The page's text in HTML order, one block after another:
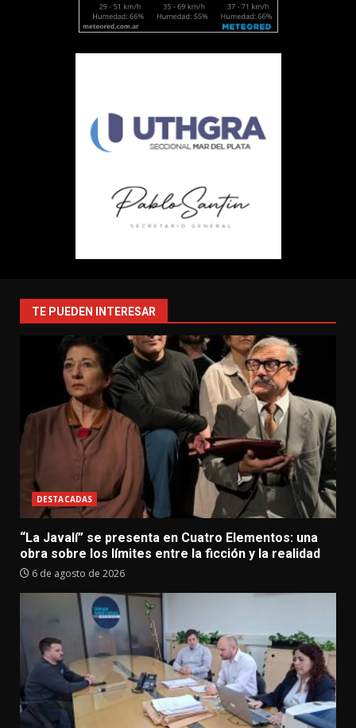
TE PUEDEN INTERESAR
DESTACADAS
“La Javalí” se presenta en Cuatro Elementos: una
obra sobre los límites entre la ficción y la realidad
6 de agosto de 2026